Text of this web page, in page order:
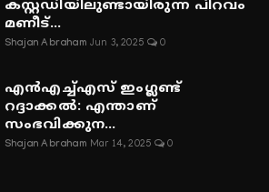
കസ്റ്റഡിയിലുണ്ടായിരുന്ന പിറവം
മണീട്...
Shajan Abraham Jun 3, 2025 0
എൻഎച്ച്എസ് ഇംഗ്ലണ്ട്
റദ്ദാക്കൽ: എന്താണ്
സംഭവിക്കുന...
Shajan Abraham Mar 14, 2025 0